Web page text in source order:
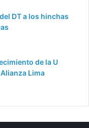
DT a los hinchas
de la U
Lima